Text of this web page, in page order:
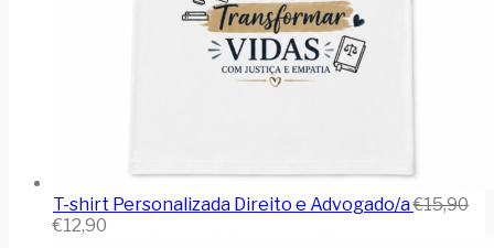
T-shirt Personalizada Direito e Advogado/a€15,90
€12,90